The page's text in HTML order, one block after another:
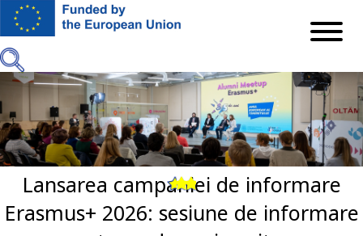
Mergi
principal
Previous
NextLansarea campaniei de informare
Erasmus+ 2026: sesiune de informare